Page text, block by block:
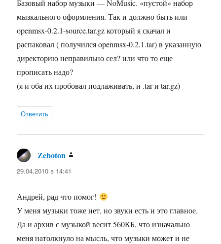
Базовый набор музыки — NoMusic. «пустой» набор
мызкального оформления. Так и должно быть или
openmsx-0.2.1-source.tar.gz который я скачал и
распаковал ( получился openmsx-0.2.1.tar) в указанную
директорию неправильно сел? или что то еще
прописать надо?
(я и оба их пробовал подлаживать, и .tar и tar.gz)
Ответить
Zeboton
29.04.2010 в 14:41
Андрей, рад что помог!
У меня музыки тоже нет, но звуки есть и это главное.
Да и архив с музыкой весит 560КБ, что изначально
меня натолкнуло на мысль, что музыки может и не